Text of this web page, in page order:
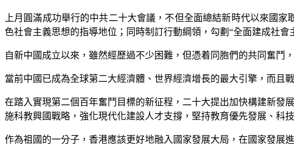
上月圓滿成功舉行的中共二十大會議，不但全面總結新時代以來國
色社會主義思想的指導地位；同時制訂行動綱領，勾劃“全面建成社
自新中國成立以來，雖然經歷過不少困難，但憑着同胞們的共同奮鬥
當前中國已成為全球第二大經濟體、世界經濟增長的最大引擎，而且
在踏入實現第二個百年奮鬥目標的新征程，二十大提出加快構建新發
施科教興國戰略，強化現代化建設人才支撐，堅持教育優先發展、科
作為祖國的一分子，香港應該更好地融入國家發展大局，在國家發展